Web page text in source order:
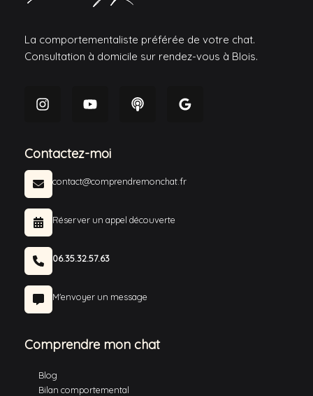
La comportementaliste préférée de votre chat.
Consultation à domicile sur rendez-vous à Blois.
Contactez-moi
contact@comprendremonchat.fr
Réserver un appel découverte
06.35.32.57.63
M'envoyer un message
Comprendre mon chat
Blog
Bilan comportemental